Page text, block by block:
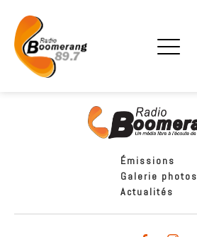
Émissions
Galerie photos
Actualités